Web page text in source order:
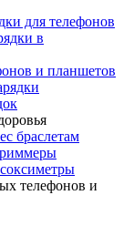
для телефонов
в
и планшетов
браслетам
телефонов и